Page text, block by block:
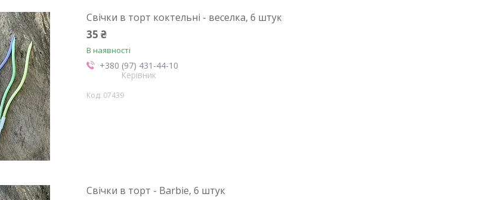
Свічки в торт коктельні - веселка, 6 штук
35 ₴
В наявності
+380 (97) 431-44-10
Керівник
07439
Свічки в торт - Barbie, 6 штук